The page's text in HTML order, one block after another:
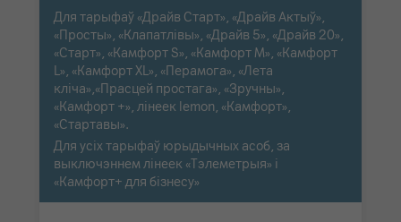
Для тарыфаў «Драйв Старт», «Драйв Актыў»,
«Просты», «Клапатлівы», «Драйв 5», «Драйв 20»,
«Старт», «Камфорт S», «Камфорт M», «Камфорт
L», «Камфорт XL», «Перамога», «Лета
кліча»,«Прасцей простага», «Зручны»,
«Камфорт +», лінеек lemon, «Камфорт»,
«Стартавы».
Для усіх тарыфаў юрыдычных асоб, за
выключэннем лінеек «Тэлеметрыя» і
«Камфорт+ для бізнесу»